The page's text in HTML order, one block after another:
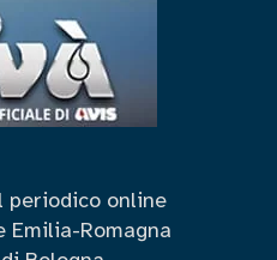
online
Emilia-Romagna